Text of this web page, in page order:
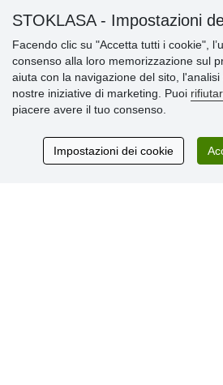
» Impostazioni dei cookie
» Termini & Condizioni
» Informativa sulla Privacy
» Consegna e pagamento
» Garanzia e resi
» Programma fedeltà
Recensioni
STOKLASA - Impostazioni
Facendo clic su "Accetta tutti i cookie",
consenso alla loro memorizzazione sul
aiuta con la navigazione del sito,
nostre iniziative di marketing. Puoi
piacere avere il tuo consenso.
Impostazioni dei cookie